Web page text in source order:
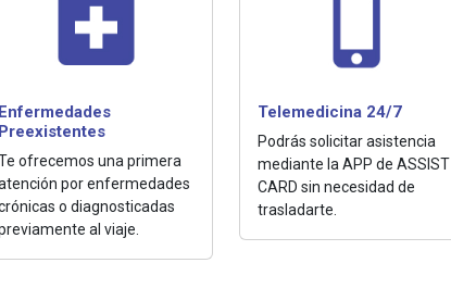
Enfermedades
Preexistentes
ofrecemos una primera
por enfermedades
o diagnosticadas
al viaje.
Telemedicina 24/7
Podrás solicitar asistencia
mediante la APP de ASSIST
CARD sin necesidad de
trasladarte.